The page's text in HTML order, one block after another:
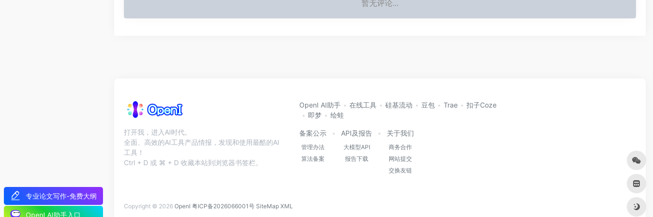
专业论文写作-免费大纲
OpenI AI助手入口
暂无评论...
打开我，进入AI时代。
全面、高效的AI工具产品情报，发现和使用最酷的AI
工具！
Ctrl + D 或 ⌘ + D 收藏本站到浏览器书签栏。
OpenI AI助手 在线工具 硅基流动 豆包 Trae
扣子Coze
即梦
绘蛙
备案公示
管理办法
算法备案
API及报告
大模型API
报告下载
关于我们
商务合作
网站提交
交换友链
Copyright © 2026 OpenI 粤ICP备2026066001号 SiteMap XML